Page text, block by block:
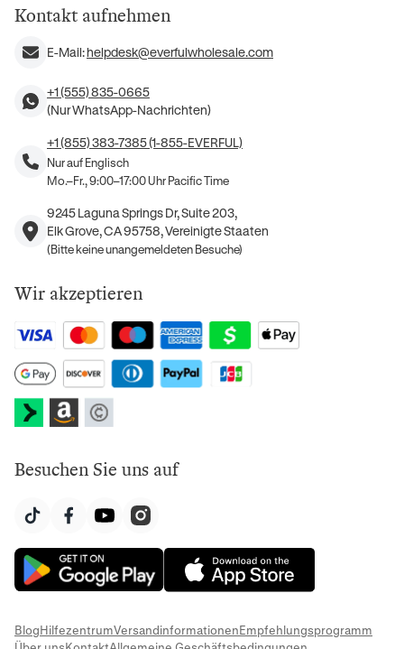
Kontakt aufnehmen
E-Mail:helpdesk@everfulwholesale.com
+1 (555) 835-0665
(Nur WhatsApp-Nachrichten)
+1 (855) 383-7385 (1-855-EVERFUL)
Nur auf Englisch
Mo.–Fr., 9:00–17:00 Uhr Pacific Time
9245 Laguna Springs Dr, Suite 203,
Elk Grove, CA 95758, Vereinigte Staaten
(Bitte keine unangemeldeten Besuche)
Wir akzeptieren
Besuchen Sie uns auf
BlogHilfezentrumVersandinformationenEmpfehlungsprogramm